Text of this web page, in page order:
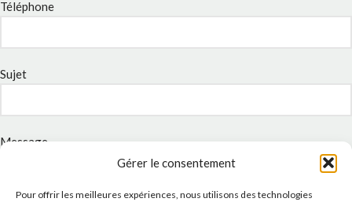
Gérer le consentement
Pour offrir les meilleures expériences, nous utilisons des technologies
Téléphone
Sujet
Message